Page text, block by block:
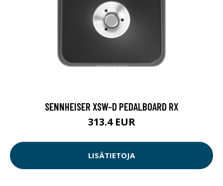
SENNHEISER XSW-D PEDALBOARD RX
313.4 EUR
LISÄTIETOJA